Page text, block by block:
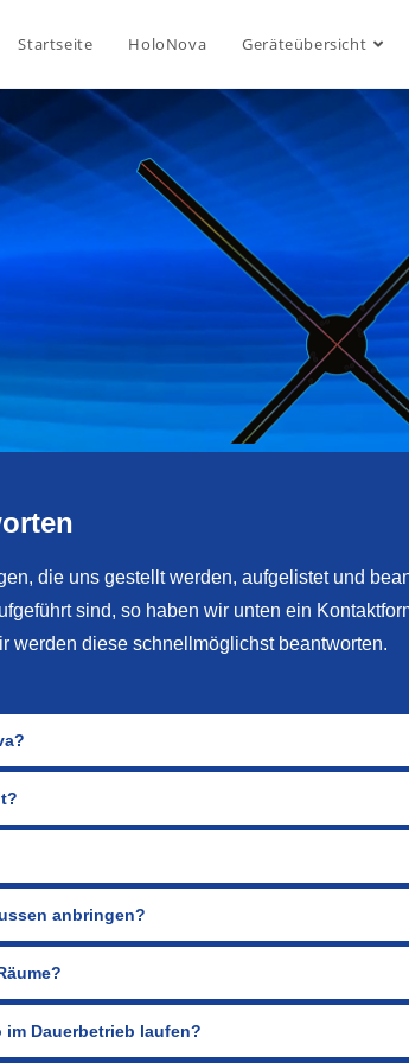
Startseite HoloNova Geräteübersicht
die uns gestellt werden, aufgelistet und
sind, so haben wir unten ein
werden diese schnellmöglichst beantworten.
anbringen?
Dauerbetrieb laufen?